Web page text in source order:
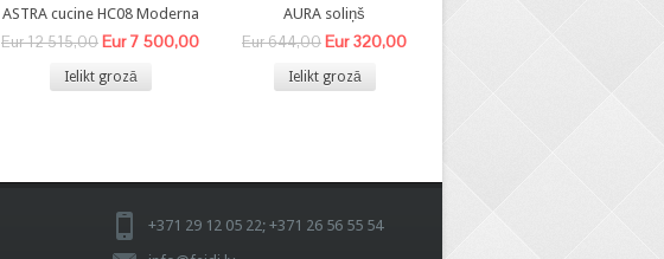
ASTRA cucine HC08 Moderna
Eur 12 515,00Eur 7 500,00
Ielikt grozā
AURA soliņš
Eur 644,00Eur 320,00
Ielikt grozā
+371 29 12 05 22; +371 26 56 55 54